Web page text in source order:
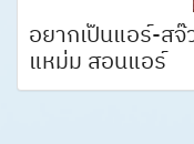
อยากเป็นแอร์-สจ๊
แหม่ม สอนแอร์